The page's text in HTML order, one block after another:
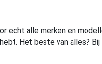
echt alle merken en
Het beste van alles?